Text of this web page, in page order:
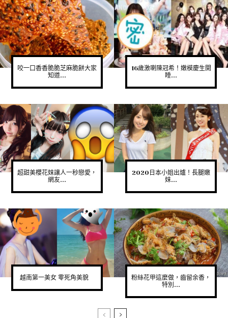
咬一口香香脆脆芝麻脆餅大家
知道...
16歲激喇陳冠希！嫩模慶生開
睡...
超甜美櫻花妹讓人一秒戀愛，
網友...
2020日本小姐出爐！長腿嫩
妹...
越南第一美女 零死角美貌
粉絲花甲這麼做，齒留余香，
特別...